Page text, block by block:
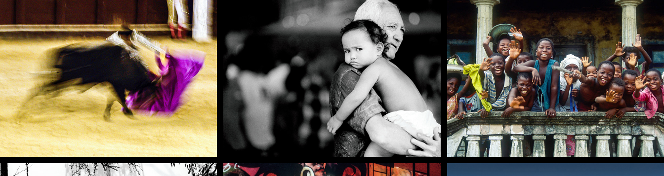
CORRIDA : ÉCLATS ET
FRACTURES
REGARDS POLYNÉSIENS ENFANTS DE SIERRA LEONE